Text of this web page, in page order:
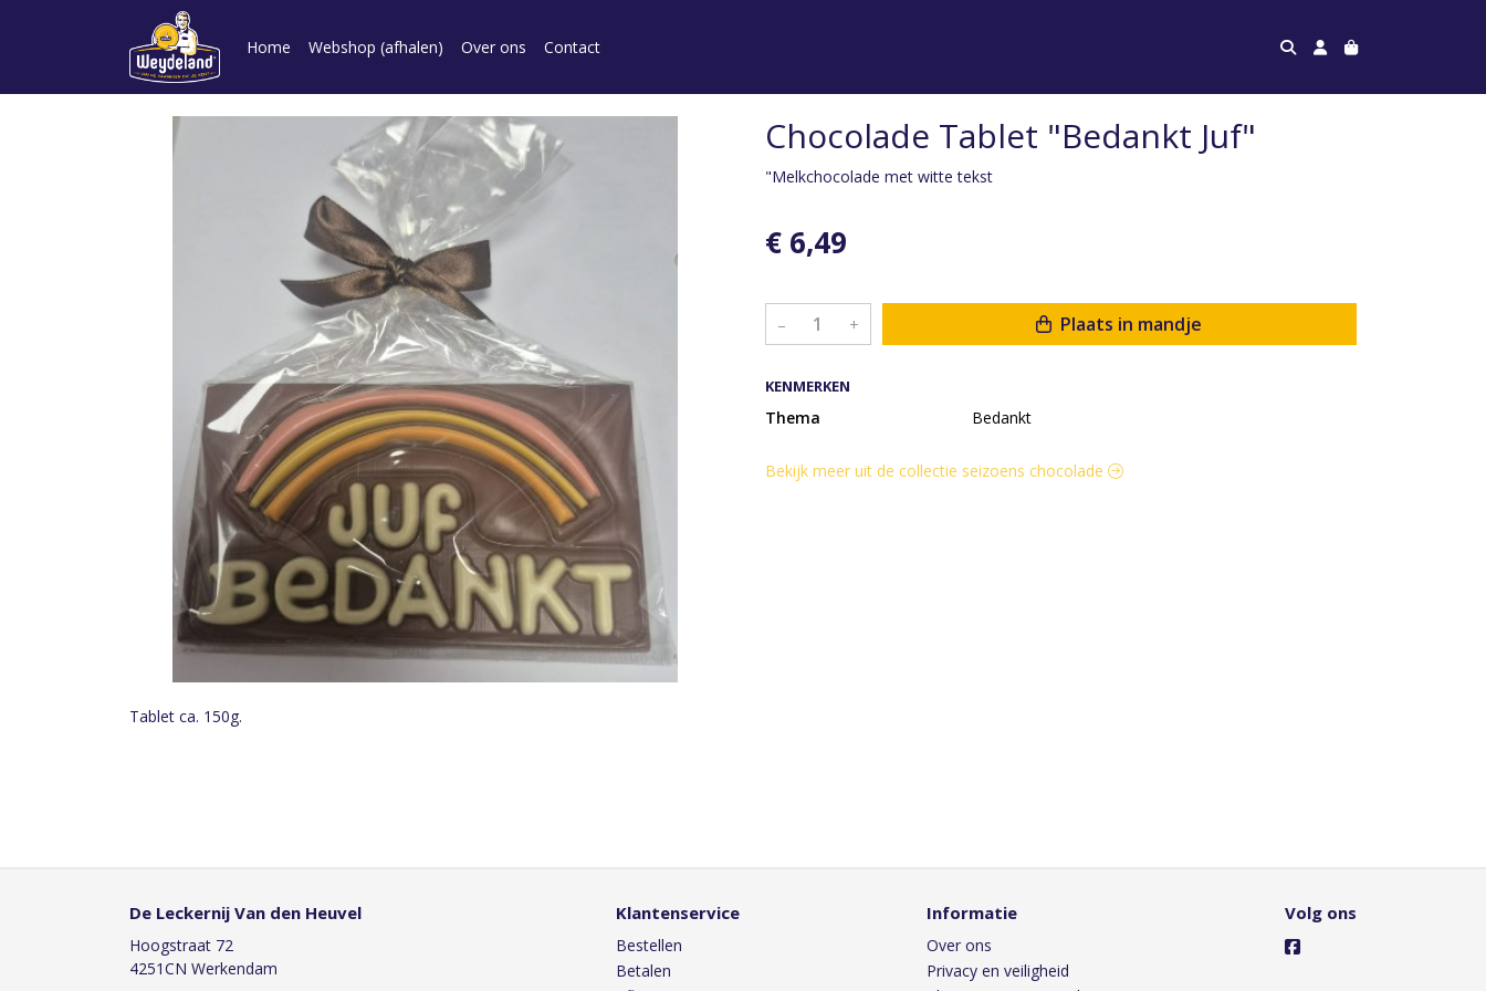
Home Webshop (afhalen) Over ons Contact
Tablet ca. 150g.
Chocolade Tablet "Bedankt Juf"
"Melkchocolade met witte tekst
€ 6,49
– + Plaats in mandje
KENMERKEN
Thema Bedankt
Bekijk meer uit de collectie seizoens chocolade
De Leckernij Van den Heuvel
Hoogstraat 72
4251CN Werkendam
Klantenservice
Bestellen
Betalen
Informatie
Over ons
Privacy en veiligheid
Volg ons